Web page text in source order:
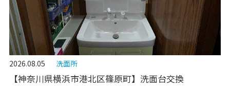
2026.08.05 洗面所
【神奈川県横浜市港北区篠原町】洗面台交換